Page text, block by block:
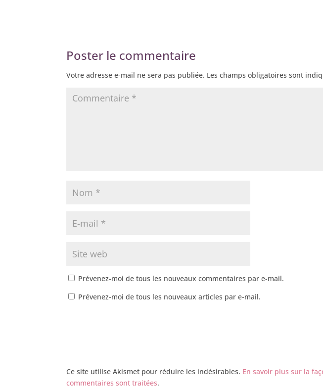
Poster le commentaire
Votre adresse e-mail ne sera pas publiée. Les champs obligatoires sont
Prévenez-moi de tous les nouveaux commentaires par e-mail.
Prévenez-moi de tous les nouveaux articles par e-mail.
Ce site utilise Akismet pour réduire les indésirables. En savoir plus sur la
commentaires sont traitées.